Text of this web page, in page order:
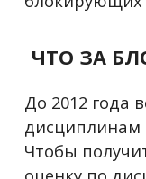
ЧТО ЗА
До 2012 года
Чтобы